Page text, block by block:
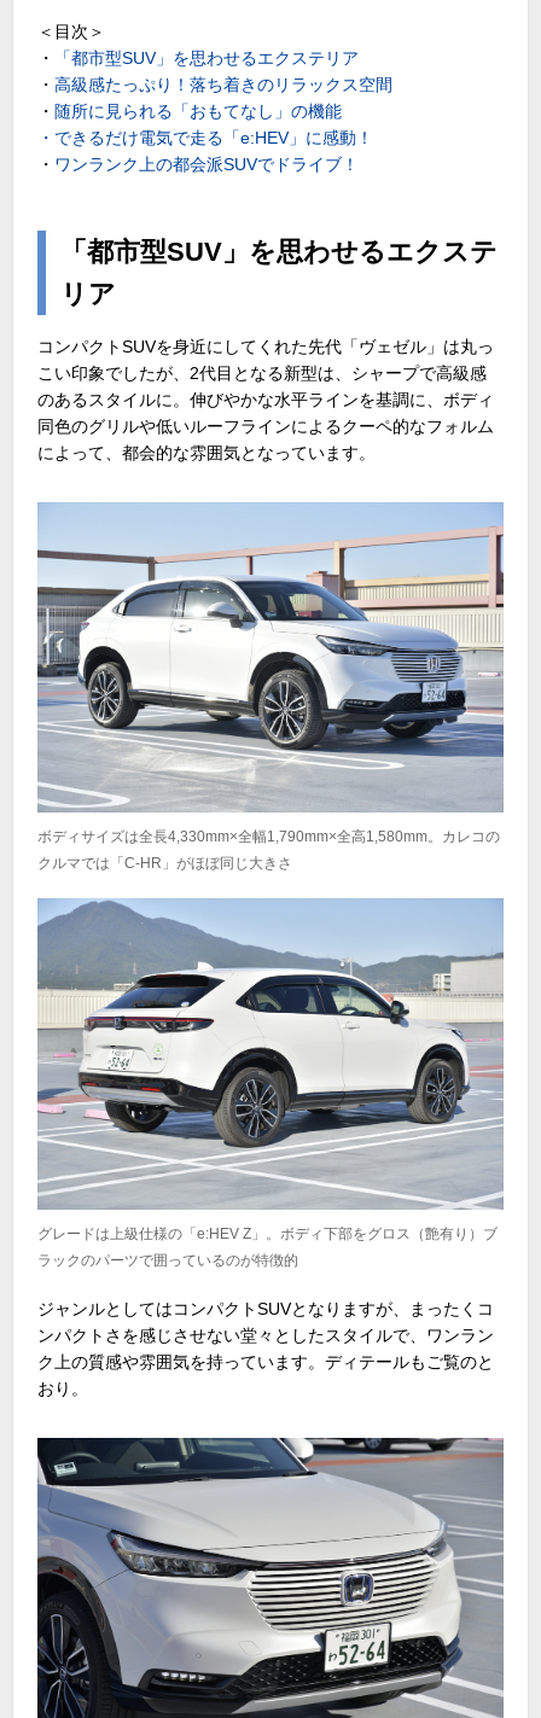
＜目次＞
・
「都市型SUV」を思わせるエクステリア
・高級感たっぷり！落ち着きのリラックス空間
・ 随所に見られる「おもてなし」の機能
・できるだけ電気で走る「e:HEV」に感動！
・ ワンランク上の都会派SUVでドライブ！
「都市型SUV」を思わせるエクステ
リア
コンパクトSUVを身近にしてくれた先代「ヴェゼル」は丸っ
こい印象でしたが、2代目となる新型は、シャープで高級感
のあるスタイルに。伸びやかな水平ラインを基調に、ボディ
同色のグリルや低いルーフラインによるクーペ的なフォルム
によって、都会的な雰囲気となっています。
ボディサイズは全長4,330mm×全幅1,790mm×全高1,580mm。カレコの
クルマでは「C-HR」がほぼ同じ大きさ
グレードは上級仕様の「e:HEV Z」。ボディ下部をグロス（艶有り）ブ
ラックのパーツで囲っているのが特徴的
ジャンルとしてはコンパクトSUVとなりますが、まったくコ
ンパクトさを感じさせない堂々としたスタイルで、ワンラン
ク上の質感や雰囲気を持っています。ディテールもご覧のと
おり。